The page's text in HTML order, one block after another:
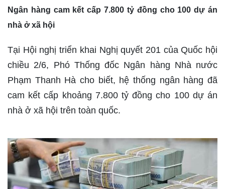
Ngân hàng cam kết cấp 7.800 tỷ đồng cho 100 dự án
nhà ở xã hội
Tại Hội nghị triển khai Nghị quyết 201 của Quốc hội
chiều 2/6, Phó Thống đốc Ngân hàng Nhà nước
Phạm Thanh Hà cho biết, hệ thống ngân hàng đã
cam kết cấp khoảng 7.800 tỷ đồng cho 100 dự án
nhà ở xã hội trên toàn quốc.